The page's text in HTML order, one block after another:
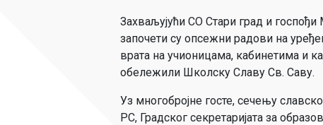
Захваљујући СО Стари град и
започети су опсежни радови на
врата на учионицама, кабинетима и
обележили Школску Славу Св. Саву.
Уз многобројне госте, сечењу
РС, Градског секретаријата за